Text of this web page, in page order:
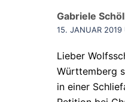
Gabriele
15. JANUAR
Lieber
Württemberg
in einer